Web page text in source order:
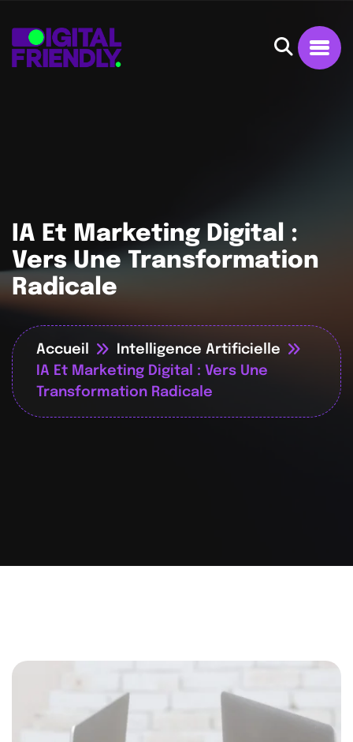
IA Et Marketing Digital :
Vers Une Transformation
Radicale
Accueil
Intelligence Artificielle
IA Et Marketing Digital : Vers Une
Transformation Radicale